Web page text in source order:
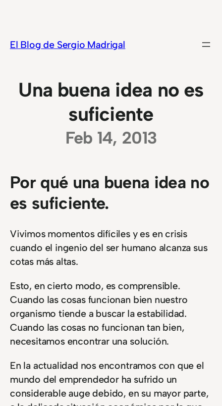
contenido
El Blog de Sergio Madrigal
Una buena idea no es
suficiente
Feb 14, 2013
Por qué una buena idea no
es suficiente.
Vivimos momentos difíciles y es en crisis
cuando el ingenio del ser humano alcanza sus
cotas más altas.
Esto, en cierto modo, es comprensible.
Cuando las cosas funcionan bien nuestro
organismo tiende a buscar la estabilidad.
Cuando las cosas no funcionan tan bien,
necesitamos encontrar una solución.
En la actualidad nos encontramos con que el
mundo del emprendedor ha sufrido un
considerable auge debido, en su mayor parte,